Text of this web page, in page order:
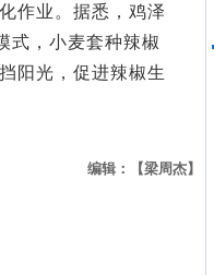
作业。据悉，鸡泽
式，小麦套种辣椒
阳光，促进辣椒生
编辑：【梁周杰】